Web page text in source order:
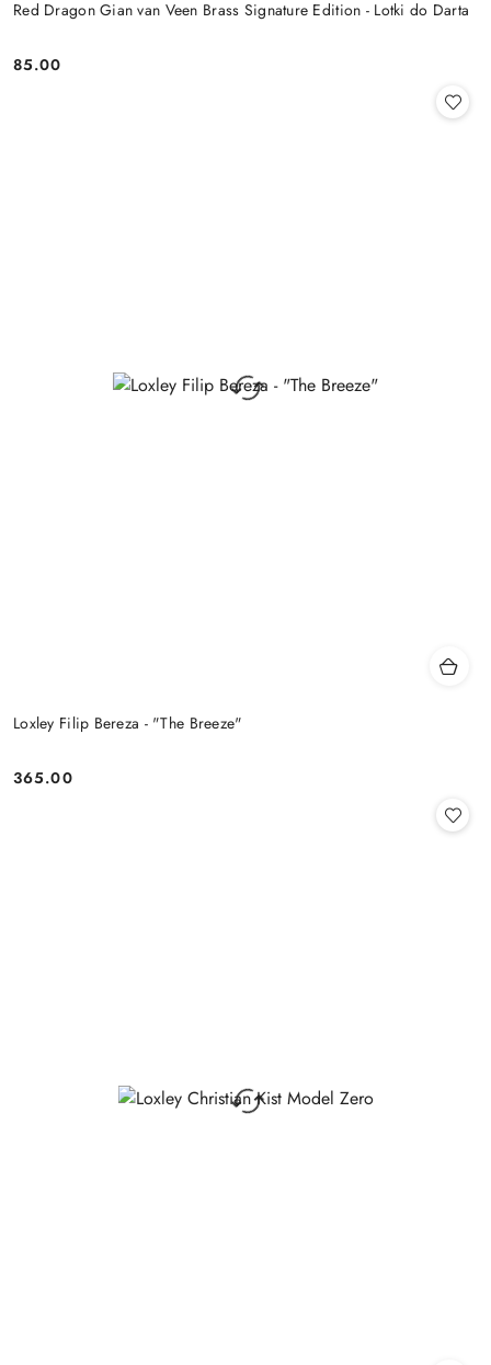
Red Dragon Gian van Veen Brass Signature Edition - Lotki do Darta
Cena:
85.00
Loxley Filip Bereza - "The Breeze"
Cena:
365.00